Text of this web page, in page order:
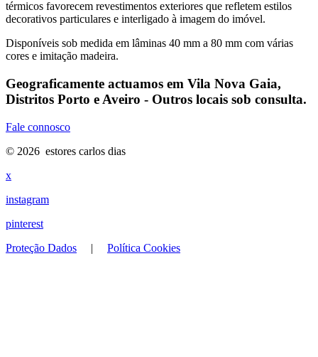
térmicos favorecem revestimentos exteriores que refletem estilos
decorativos particulares e interligado à imagem do imóvel.
Disponíveis sob medida em lâminas 40 mm a 80 mm com várias
cores e imitação madeira.
Geograficamente actuamos em Vila Nova Gaia,
Distritos Porto e Aveiro - Outros locais sob consulta.
Fale connosco
© 2026 estores carlos dias
x
instagram
pinterest
Proteção Dados | Política Cookies